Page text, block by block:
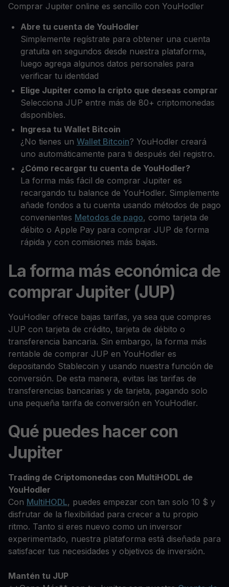
Comprar Jupiter online es sencillo con YouHodler
Abre tu cuenta de YouHodler
Simplemente regístrate para obtener una cuenta
gratuita en segundos desde nuestra plataforma,
luego agrega algunos datos personales para
verificar tu identidad
Elige Jupiter como la cripto que deseas comprar
Selecciona JUP entre más de 80+ criptomonedas
disponibles.
Ingresa tu Wallet Bitcoin
¿No tienes un Wallet Bitcoin? YouHodler creará
uno automáticamente para ti después del registro.
¿Cómo recargar tu cuenta de YouHodler?
La forma más fácil de comprar Jupiter es
recargando tu balance de YouHodler. Simplemente
añade fondos a tu cuenta usando métodos de pago
convenientes Metodos de pago, como tarjeta de
débito o Apple Pay para comprar JUP de forma
rápida y con comisiones más bajas.
La forma más económica de
comprar Jupiter (JUP)
YouHodler ofrece bajas tarifas, ya sea que compres
JUP con tarjeta de crédito, tarjeta de débito o
transferencia bancaria. Sin embargo, la forma más
rentable de comprar JUP en YouHodler es
depositando Stablecoin y usando nuestra función de
conversión. De esta manera, evitas las tarifas de
transferencias bancarias y de tarjeta, pagando solo
una pequeña tarifa de conversión en YouHodler.
Qué puedes hacer con
Jupiter
Trading de Criptomonedas con MultiHODL de
YouHodler
Con MultiHODL, puedes empezar con tan solo 10 $ y
disfrutar de la flexibilidad para crecer a tu propio
ritmo. Tanto si eres nuevo como un inversor
experimentado, nuestra plataforma está diseñada para
satisfacer tus necesidades y objetivos de inversión.
Mantén tu JUP